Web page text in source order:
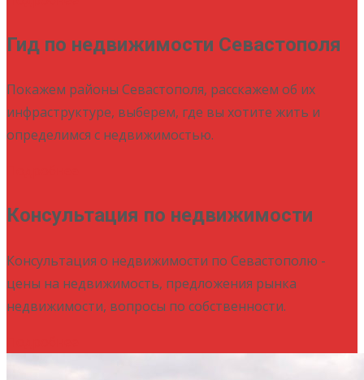
Гид по недвижимости Севастополя
Покажем районы Севастополя, расскажем об их
инфраструктуре, выберем, где вы хотите жить и
определимся с недвижимостью.
Консультация по недвижимости
Консультация о недвижимости по Севастополю -
цены на недвижимость, предложения рынка
недвижимости, вопросы по собственности.